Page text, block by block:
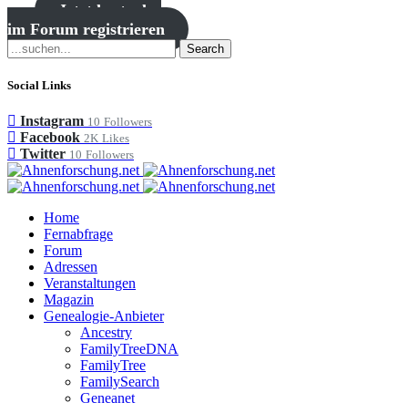
Jetzt kostenlos
im Forum registrieren
Search
Social Links
Instagram 10 Followers
Facebook 2K Likes
Twitter 10 Followers
Home
Fernabfrage
Forum
Adressen
Veranstaltungen
Magazin
Genealogie-Anbieter
Ancestry
FamilyTreeDNA
FamilyTree
FamilySearch
Geneanet